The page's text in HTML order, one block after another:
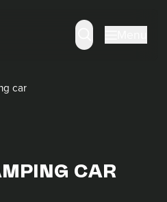
car
CAR